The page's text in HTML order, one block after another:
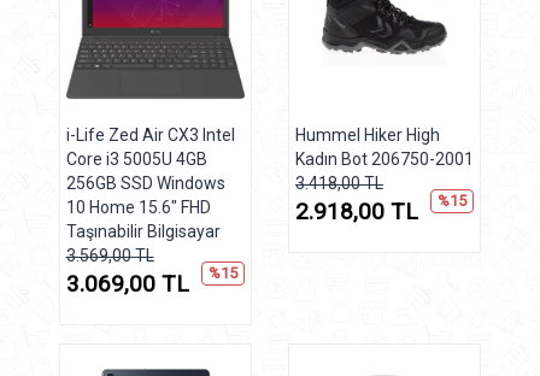
i-Life Zed Air CX3 Intel
Core i3 5005U 4GB
256GB SSD Windows
10 Home 15.6" FHD
Taşınabilir Bilgisayar
3.569,00 TL
%15
3.069,00 TL
Hummel Hiker High
Kadın Bot 206750-2001
3.418,00 TL
%15
2.918,00 TL